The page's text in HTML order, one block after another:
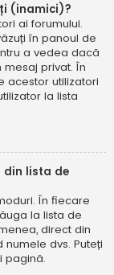
(inamici)?
ai forumului.
în panoul de
a vedea dacă
privat. În
acestor utilizatori
la lista
din lista de
În fiecare
la lista de
direct din
dvs. Puteți
pagină.